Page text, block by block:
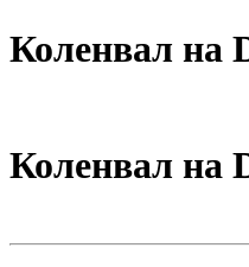
Коленвал на
Коленвал на